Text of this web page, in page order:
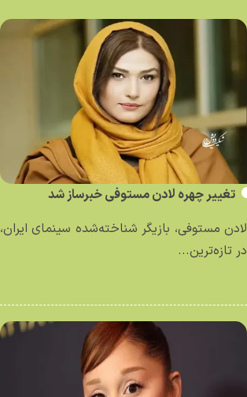
تغییر چهره لادن مستوفی خبرساز شد
لادن مستوفی، بازیگر شناخته‌شده سینمای ایران،
در تازه‌ترین...